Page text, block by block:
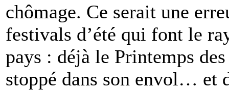
chômage. Ce serait une
festivals d’été qui font le
pays : déjà le Printemps
stoppé dans son envol… et